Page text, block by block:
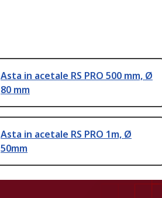
Asta in acetale RS PRO 500 mm, Ø
80 mm
Asta in acetale RS PRO 1m, Ø
50mm